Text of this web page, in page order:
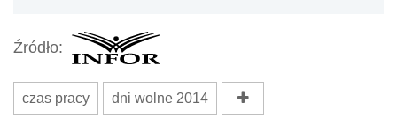
Źródło:
czas pracy dni wolne 2014